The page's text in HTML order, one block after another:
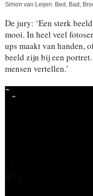
Simon van Leijen: Bed, Bad,
De jury: ‘Een sterk
mooi. In heel veel
ups maakt van handen,
beeld zijn bij een
mensen vertellen.’